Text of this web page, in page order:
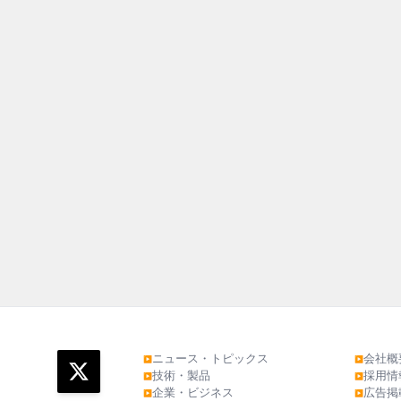
▶ニュース・トピックス
▶技術・製品
▶企業・ビジネス
▶会社概
▶採用情
▶広告